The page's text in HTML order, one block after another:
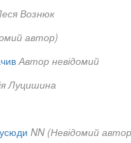
Вознюк
автор)
Автор невідомий
Луцишина
NN (Невідомий